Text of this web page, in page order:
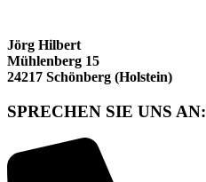
Jörg Hilbert
Mühlenberg 15
24217 Schönberg (Holstein)
SPRECHEN SIE UNS AN: